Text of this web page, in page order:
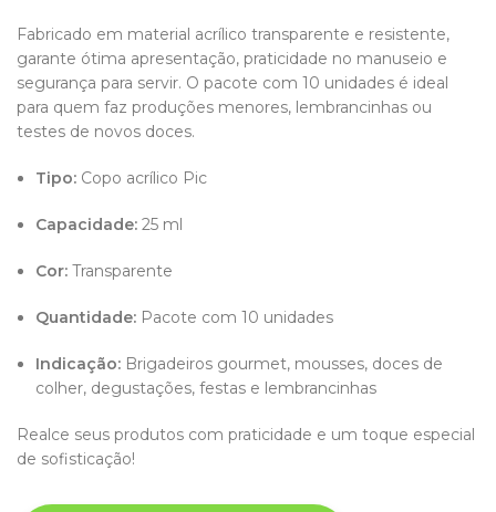
Fabricado em material acrílico transparente e resistente,
garante ótima apresentação, praticidade no manuseio e
segurança para servir. O pacote com 10 unidades é ideal
para quem faz produções menores, lembrancinhas ou
testes de novos doces.
Tipo: Copo acrílico Pic
Capacidade: 25 ml
Cor: Transparente
Quantidade: Pacote com 10 unidades
Indicação: Brigadeiros gourmet, mousses, doces de
colher, degustações, festas e lembrancinhas
Realce seus produtos com praticidade e um toque especial
de sofisticação!